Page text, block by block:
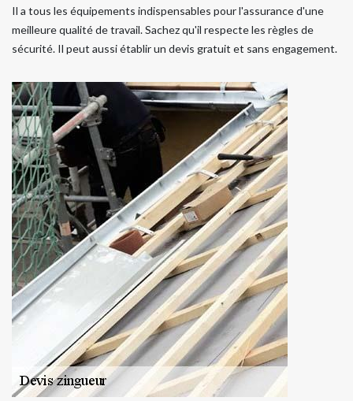
Il a tous les équipements indispensables pour l'assurance d'une
meilleure qualité de travail. Sachez qu'il respecte les règles de
sécurité. Il peut aussi établir un devis gratuit et sans engagement.